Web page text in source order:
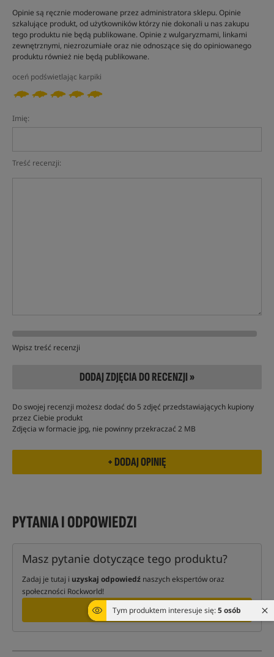
Tym produktem interesuje się:5 osób
Opinie są ręcznie moderowane przez administratora sklepu. Opinie
szkalujące produkt, od użytkowników którzy nie dokonali u nas zakupu
tego produktu nie będą publikowane. Opinie z wulgaryzmami, linkami
zewnętrznymi, niezrozumiałe oraz nie odnoszące się do opiniowanego
produktu również nie będą publikowane.
oceń podświetlając karpiki
Imię:
Treść recenzji:
Wpisz treść recenzji
DODAJ ZDJĘCIA DO RECENZJI »
Do swojej recenzji możesz dodać do 5 zdjęć przedstawiających kupiony
przez Ciebie produkt
Zdjęcia w formacie jpg, nie powinny przekraczać 2 MB
PYTANIA I ODPOWIEDZI
Masz pytanie dotyczące tego produktu?
Zadaj je tutaj i uzyskaj odpowiedź naszych ekspertów oraz
społeczności Rockworld!
ZAPYTAJ